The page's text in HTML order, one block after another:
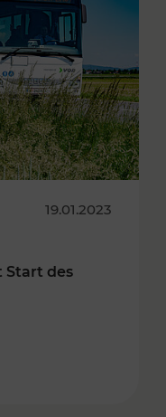
19.01.2023
Start des